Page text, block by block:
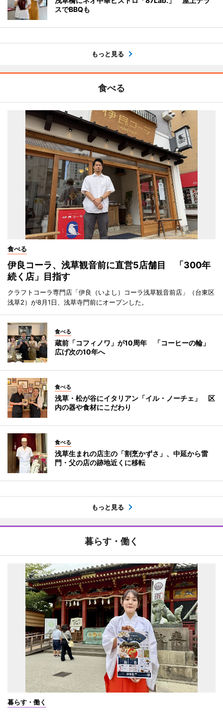
スでBBQも
もっと見る
食べる
食べる
伊良コーラ、浅草観音前に直営5店舗目 「300年
続く店」目指す
クラフトコーラ専門店「伊良（いよし）コーラ浅草観音前店」（台東区
浅草2）が8月1日、浅草寺門前にオープンした。
食べる
蔵前「コフィノワ」が10周年 「コーヒーの輪」
広げ次の10年へ
食べる
浅草・松が谷にイタリアン「イル・ノーチェ」 区
内の器や食材にこだわり
食べる
浅草生まれの店主の「割烹かずさ」、中延から雷
門・父の店の跡地近くに移転
もっと見る
暮らす・働く
暮らす・働く